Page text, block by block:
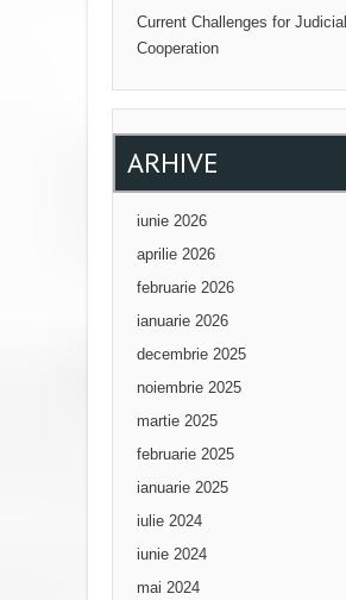
Current Challenges for Judicial
Cooperation
ARHIVE
iunie 2026
aprilie 2026
februarie 2026
ianuarie 2026
decembrie 2025
noiembrie 2025
martie 2025
februarie 2025
ianuarie 2025
iulie 2024
iunie 2024
mai 2024